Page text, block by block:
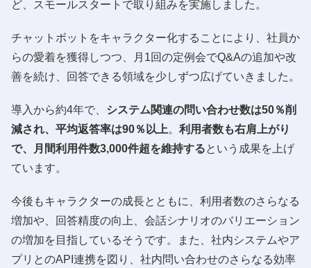
ど、スモールスタートで取り組みを実施しました。
チャットボットをキャラクター化することにより、社員か
らの愛着を獲得しつつ、月1回の定例会でQ&Aの追加や改
善を続け、回答できる領域を少しずつ広げていきました。
導入から約4年で、 システム関連の問い合わせ数は50％削
減され、平均返答率は90％以上。 利用者数も右肩上がり
で、月間利用件数3,000件超を維持するという成果を上げ
ています。
今後もキャラクターの成長とともに、利用者数のさらなる
増加や、回答精度の向上、会話シナリオのバリエーション
の増加を目指しているそうです。また、社内システムやア
プリとのAPI連携を図り、社内問い合わせのさらなる効率